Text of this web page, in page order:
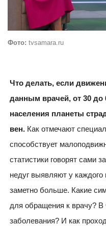
Фото: tvsamara.ru
Что делать, если
данным врачей, от 30 до
населения планеты
вен.Как отмечают
способствует
статистики говорят сами
недуг выявляют у каждого
заметно больше. Какие
для обращения к врачу? В
заболевания? И как